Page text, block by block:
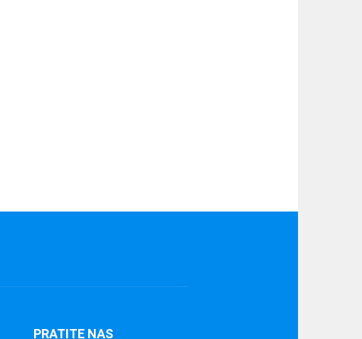
PRATITE NAS